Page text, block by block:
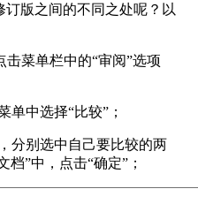
版之间的不同之处呢？以
击菜单栏中的“审阅”选项
单中选择“比较”；
分别选中自己要比较的两
档”中，点击“确定”；